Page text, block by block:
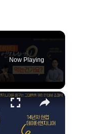
Now Playing